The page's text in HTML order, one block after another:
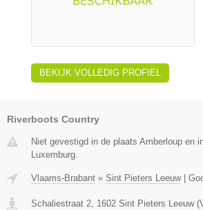
BEKIJK VOLLEDIG PROFIEL
Riverboots Country
Niet gevestigd in de plaats Amberloup en
Luxemburg.
Vlaams-Brabant » Sint Pieters Leeuw|
Schaliestraat 2, 1602 Sint Pieters Leeuw(